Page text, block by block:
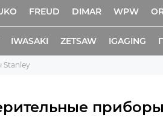
FREUD DIMAR WPW
IWASAKI ZETSAW IGAGING
Stanley